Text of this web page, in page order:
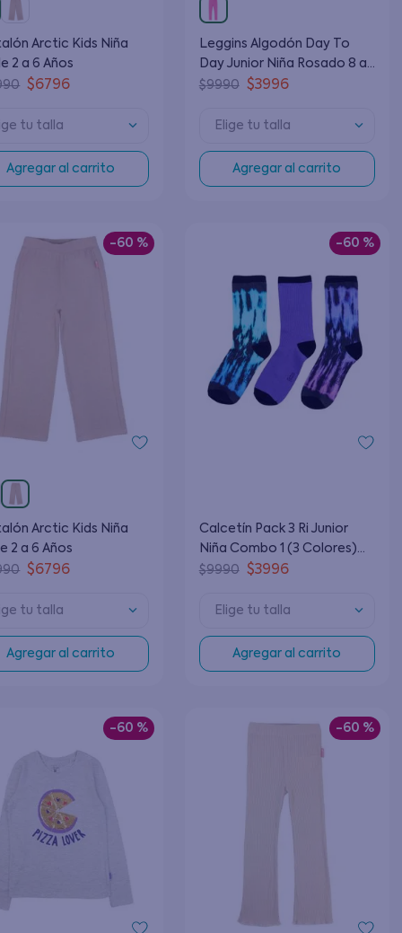
Arctic Kids Niña
2 a 6 Años
$6796
tu talla
Agregar al carrito
Leggins Algodón Day To
Day Junior Niña Rosado 8 a
12 Años
$9990 $3996
Elige tu talla
Agregar al carrito
-60 %
Arctic Kids Niña
2 a 6 Años
$6796
tu talla
Agregar al carrito
-60 %
Calcetín Pack 3 Ri Junior
Niña Combo 1 (3 Colores)
(34 - 39)
$9990 $3996
Elige tu talla
Agregar al carrito
-60 % -60 %